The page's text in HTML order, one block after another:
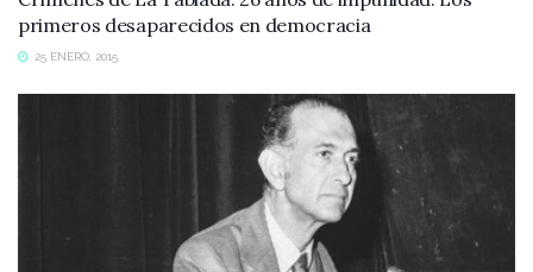
primeros desaparecidos en democracia
25 ENERO, 2015